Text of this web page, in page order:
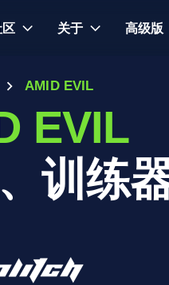
区 关于 高级版
AMID EVIL
EVIL
训练